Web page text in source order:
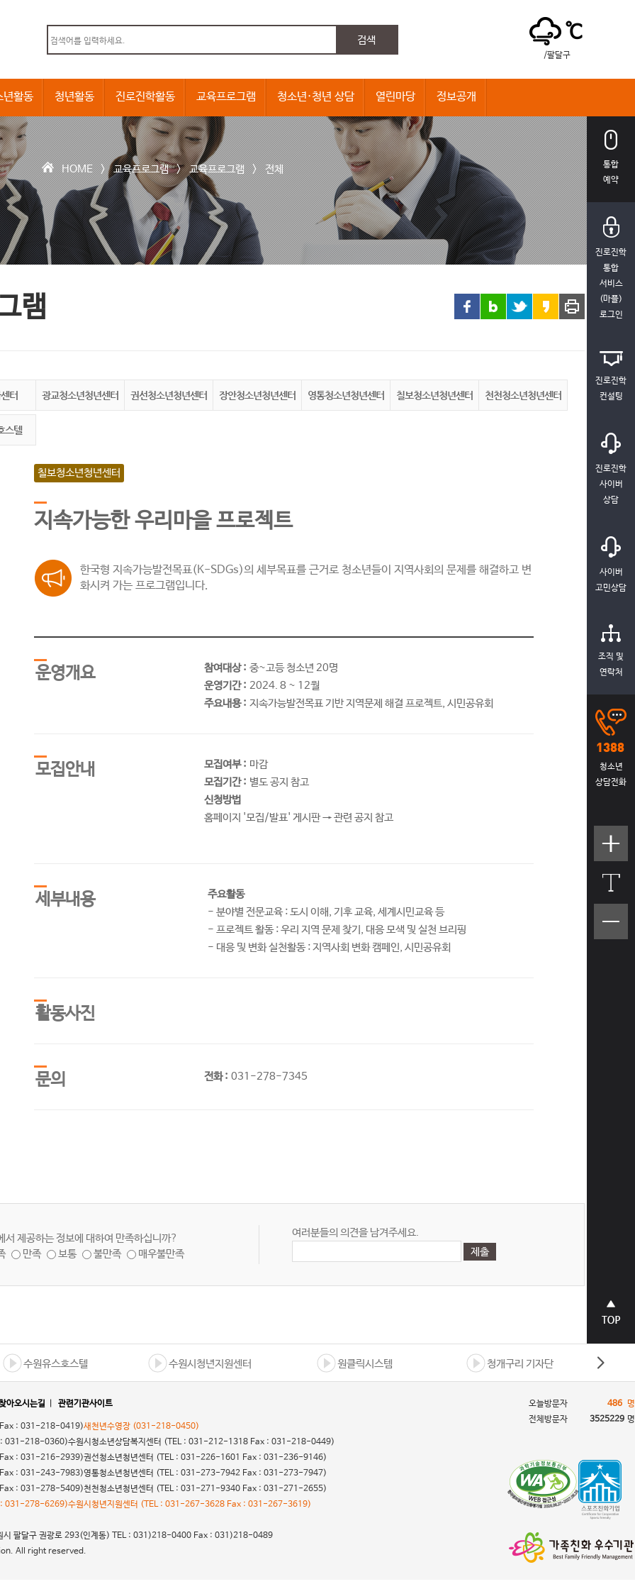
℃
/팔달구
년활동 청년활동 진로진학활동 교육프로그램 청소년·청년 상담 열린마당 정보공개
HOME >교육프로그램>교육프로그램>전체
램
터 광교청소년청년센터 권선청소년청년센터 장안청소년청년센터 영통청소년청년센터 칠보청소년청년센터 천천청소년청년센터
스텔
칠보청소년청년센터
지속가능한 우리마을 프로젝트
한국형 지속가능발전목표(K-SDGs)의 세부목표를 근거로 청소년들이 지역사회의 문제를 해결하고 변
화시켜 가는 프로그램입니다.
운영개요 참여대상 : 중~고등 청소년 20명
운영기간 : 2024. 8 ~ 12월
주요내용 : 지속가능발전목표 기반 지역문제 해결 프로젝트, 시민공유회
모집안내 모집여부 : 마감
모집기간 : 별도 공지 참고
신청방법
홈페이지 '모집/발표' 게시판 → 관련 공지 참고
세부내용
주요활동
- 분야별 전문교육 : 도시 이해, 기후 교육, 세계시민교육 등
- 프로젝트 활동 : 우리 지역 문제 찾기, 대응 모색 및 실천 브리핑
- 대응 및 변화 실천활동 : 지역사회 변화 캠페인, 시민공유회
활동사진
문의 전화 : 031-278-7345
서 제공하는 정보에 대하여 만족하십니까?
만족 보통 불만족 매우불만족
여러분들의 의견을 남겨주세요.
통합
예약
진로진학
통합
서비스
(마플)
로그인
진로진학
컨설팅
진로진학
사이버
상담
사이버
고민상담
조직 및
연락처
청소년
상담전화
텍스트
크기크
게
텍스트
크기작
상단으
로 바로
수원유스호스텔 수원시청년지원센터 원클릭시스템 청개구리 기자단
아오시는길 관련기관사이트
: 031-218-0419)새천년수영장 (031-218-0450)
031-218-0360)수원시청소년상담복지센터 (TEL : 031-212-1318 Fax : 031-218-0449)
: 031-216-2939)권선청소년청년센터 (TEL : 031-226-1601 Fax : 031-236-9146)
: 031-243-7983)영통청소년청년센터 (TEL : 031-273-7942 Fax : 031-273-7947)
: 031-278-5409)천천청소년청년센터 (TEL : 031-271-9340 Fax : 031-271-2655)
031-278-6269)수원시청년지원센터 (TEL : 031-267-3628 Fax : 031-267-3619)
시 팔달구 권광로 293(인계동) TEL : 031)218-0400 Fax : 031)218-0489
All right reserved.
오늘방문자 486 명
전체방문자
3525229 명